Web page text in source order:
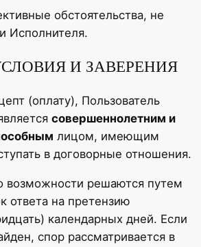
обстоятельства, не
Исполнителя.
И ЗАВЕРЕНИЯ
(оплату), Пользователь
совершеннолетним и
лицом, имеющим
в договорные отношения.
возможности решаются путем
ответа на претензию
календарных дней. Если
спор рассматривается в